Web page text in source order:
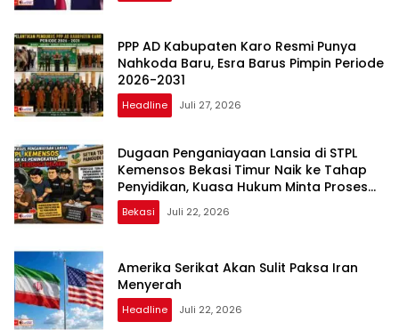
PPP AD Kabupaten Karo Resmi Punya
Nahkoda Baru, Esra Barus Pimpin Periode
2026-2031
Headline Juli 27, 2026
Dugaan Penganiayaan Lansia di STPL
Kemensos Bekasi Timur Naik ke Tahap
Penyidikan, Kuasa Hukum Minta Proses
Transparan dan Bebas Intervensi
Bekasi Juli 22, 2026
Amerika Serikat Akan Sulit Paksa Iran
Menyerah
Headline Juli 22, 2026